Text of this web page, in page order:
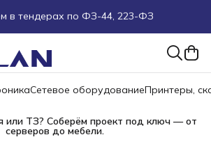
оборудование под ТЗ
наладочные работы
позиций в наличии и под заказ
Сетевое оборудованиеПринтеры,
или ТЗ? Соберём проект под ключ — от
серверов до мебели.